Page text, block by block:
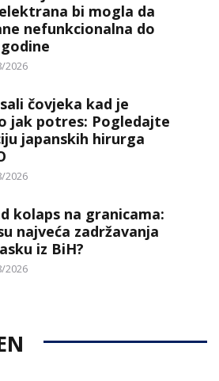
bi mogla da
nefunkcionalna do
2026
čovjeka kad je
jak potres: Pogledajte
japanskih hirurga
2026
kolaps na granicama:
najveća zadržavanja
iz BiH?
2026